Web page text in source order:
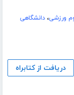
ورزشی،دانشگاهی
دریافت از کتابراه